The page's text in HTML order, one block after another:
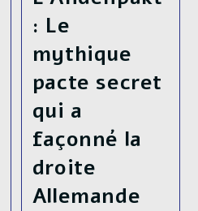
Sud.
: Le
mythique
pacte secret
qui a
façonné la
droite
Allemande